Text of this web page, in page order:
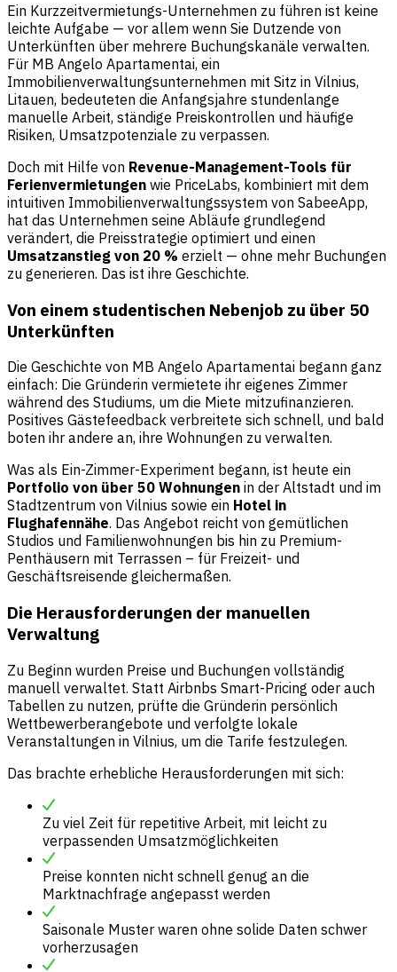
Ein Kurzzeitvermietungs-Unternehmen zu führen ist keine
leichte Aufgabe — vor allem wenn Sie Dutzende von
Unterkünften über mehrere Buchungskanäle verwalten.
Für MB Angelo Apartamentai, ein
Immobilienverwaltungsunternehmen mit Sitz in Vilnius,
Litauen, bedeuteten die Anfangsjahre stundenlange
manuelle Arbeit, ständige Preiskontrollen und häufige
Risiken, Umsatzpotenziale zu verpassen.
Doch mit Hilfe von Revenue-Management-Tools für
Ferienvermietungen wie PriceLabs, kombiniert mit dem
intuitiven Immobilienverwaltungssystem von SabeeApp,
hat das Unternehmen seine Abläufe grundlegend
verändert, die Preisstrategie optimiert und einen
Umsatzanstieg von 20 % erzielt — ohne mehr Buchungen
zu generieren. Das ist ihre Geschichte.
Von einem studentischen Nebenjob zu über 50
Unterkünften
Die Geschichte von MB Angelo Apartamentai begann ganz
einfach: Die Gründerin vermietete ihr eigenes Zimmer
während des Studiums, um die Miete mitzufinanzieren.
Positives Gästefeedback verbreitete sich schnell, und bald
boten ihr andere an, ihre Wohnungen zu verwalten.
Was als Ein-Zimmer-Experiment begann, ist heute ein
Portfolio von über 50 Wohnungen in der Altstadt und im
Stadtzentrum von Vilnius sowie ein Hotel in
Flughafennähe. Das Angebot reicht von gemütlichen
Studios und Familienwohnungen bis hin zu Premium-
Penthäusern mit Terrassen – für Freizeit- und
Geschäftsreisende gleichermaßen.
Die Herausforderungen der manuellen
Verwaltung
Zu Beginn wurden Preise und Buchungen vollständig
manuell verwaltet. Statt Airbnbs Smart-Pricing oder auch
Tabellen zu nutzen, prüfte die Gründerin persönlich
Wettbewerberangebote und verfolgte lokale
Veranstaltungen in Vilnius, um die Tarife festzulegen.
Das brachte erhebliche Herausforderungen mit sich:
Zu viel Zeit für repetitive Arbeit, mit leicht zu
verpassenden Umsatzmöglichkeiten
Preise konnten nicht schnell genug an die
Marktnachfrage angepasst werden
Saisonale Muster waren ohne solide Daten schwer
vorherzusagen